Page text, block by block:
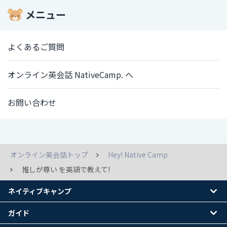
メニュー
よくあるご質問
オンライン英会話 NativeCamp. へ
お問い合わせ
オンライン英会話トップ
Hey! Native Camp
推しが尊い を英語で教えて!
ネイティブキャンプ
ガイド